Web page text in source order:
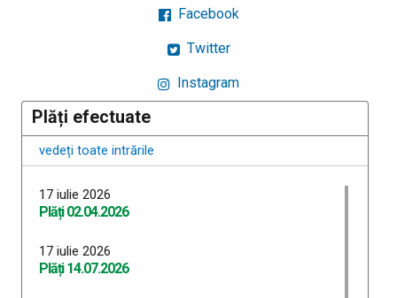
Facebook
Twitter
Instagram
Plăți efectuate
vedeți toate intrările
17 iulie 2026
Plăți 02.04.2026
17 iulie 2026
Plăți 14.07.2026